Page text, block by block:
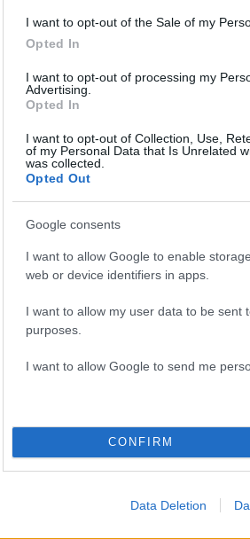
I want to opt-out of the Sale of my
Opted In
I want to opt-out of processing my
Advertising.
Opted In
I want to opt-out of Collection, Use,
of my Personal Data that Is Unrelated
was collected.
Opted Out
Google consents
I want to allow Google to enable
web or device identifiers in apps.
I want to allow my user data to be sent
purposes.
I want to allow Google to send me
CONFIRM
Data Deletion
κούρεμα για το Super Bowl!
το μήκος των μαλλιών